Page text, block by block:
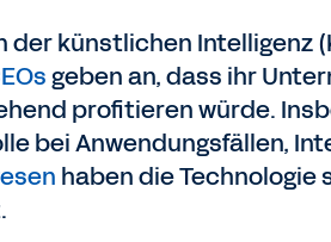
künstlichen Intelligenz
geben an, dass ihr
profitieren würde.
bei Anwendungsfällen,
haben die